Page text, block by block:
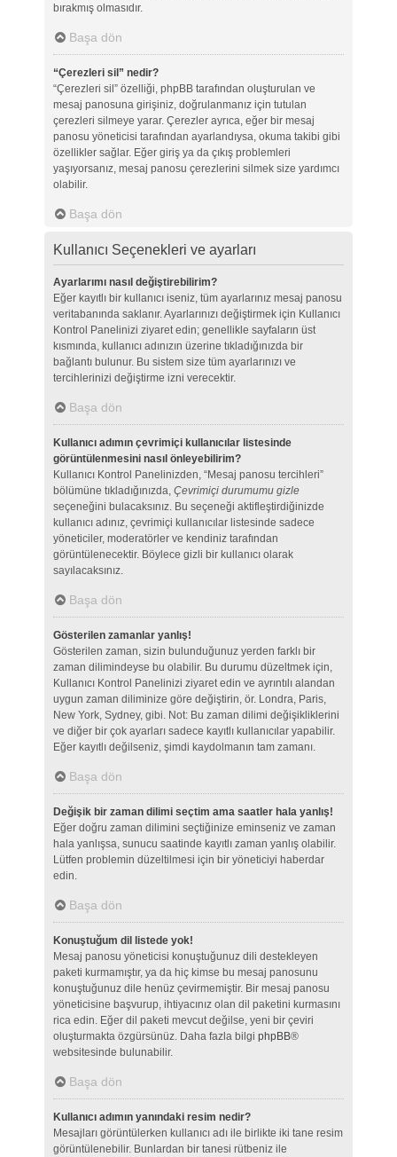
bırakmış olmasıdır.
Başa dön
“Çerezleri sil” nedir?
“Çerezleri sil” özelliği, phpBB tarafından oluşturulan ve
mesaj panosuna girişiniz, doğrulanmanız için tutulan
çerezleri silmeye yarar. Çerezler ayrıca, eğer bir mesaj
panosu yöneticisi tarafından ayarlandıysa, okuma takibi gibi
özellikler sağlar. Eğer giriş ya da çıkış problemleri
yaşıyorsanız, mesaj panosu çerezlerini silmek size yardımcı
olabilir.
Başa dön
Kullanıcı Seçenekleri ve ayarları
Ayarlarımı nasıl değiştirebilirim?
Eğer kayıtlı bir kullanıcı iseniz, tüm ayarlarınız mesaj panosu
veritabanında saklanır. Ayarlarınızı değiştirmek için Kullanıcı
Kontrol Panelinizi ziyaret edin; genellikle sayfaların üst
kısmında, kullanıcı adınızın üzerine tıkladığınızda bir
bağlantı bulunur. Bu sistem size tüm ayarlarınızı ve
tercihlerinizi değiştirme izni verecektir.
Başa dön
Kullanıcı adımın çevrimiçi kullanıcılar listesinde
görüntülenmesini nasıl önleyebilirim?
Kullanıcı Kontrol Panelinizden, “Mesaj panosu tercihleri”
bölümüne tıkladığınızda, Çevrimiçi durumumu gizle
seçeneğini bulacaksınız. Bu seçeneği aktifleştirdiğinizde
kullanıcı adınız, çevrimiçi kullanıcılar listesinde sadece
yöneticiler, moderatörler ve kendiniz tarafından
görüntülenecektir. Böylece gizli bir kullanıcı olarak
sayılacaksınız.
Başa dön
Gösterilen zamanlar yanlış!
Gösterilen zaman, sizin bulunduğunuz yerden farklı bir
zaman dilimindeyse bu olabilir. Bu durumu düzeltmek için,
Kullanıcı Kontrol Panelinizi ziyaret edin ve ayrıntılı alandan
uygun zaman diliminize göre değiştirin, ör. Londra, Paris,
New York, Sydney, gibi. Not: Bu zaman dilimi değişikliklerini
ve diğer bir çok ayarları sadece kayıtlı kullanıcılar yapabilir.
Eğer kayıtlı değilseniz, şimdi kaydolmanın tam zamanı.
Başa dön
Değişik bir zaman dilimi seçtim ama saatler hala yanlış!
Eğer doğru zaman dilimini seçtiğinize eminseniz ve zaman
hala yanlışsa, sunucu saatinde kayıtlı zaman yanlış olabilir.
Lütfen problemin düzeltilmesi için bir yöneticiyi haberdar
edin.
Başa dön
Konuştuğum dil listede yok!
Mesaj panosu yöneticisi konuştuğunuz dili destekleyen
paketi kurmamıştır, ya da hiç kimse bu mesaj panosunu
konuştuğunuz dile henüz çevirmemiştir. Bir mesaj panosu
yöneticisine başvurup, ihtiyacınız olan dil paketini kurmasını
rica edin. Eğer dil paketi mevcut değilse, yeni bir çeviri
oluşturmakta özgürsünüz. Daha fazla bilgi phpBB®
websitesinde bulunabilir.
Başa dön
Kullanıcı adımın yanındaki resim nedir?
Mesajları görüntülerken kullanıcı adı ile birlikte iki tane resim
görüntülenebilir. Bunlardan bir tanesi rütbeniz ile